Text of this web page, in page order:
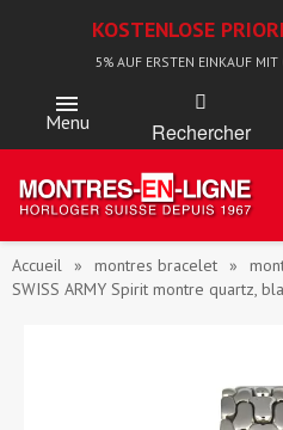
KOSTENLOSE
5% AUF ERSTEN EINKAUF MIT
Menu Rechercher
Accueil montres bracelet
SWISS ARMY Spirit montre quartz,